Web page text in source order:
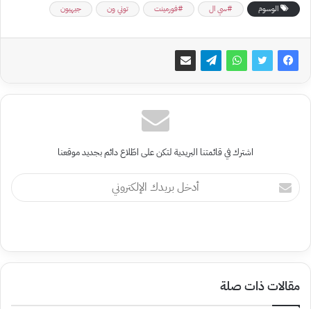
الوسوم #سي ال #فورمينت توني ون جيهيون
اشترك في قائمتنا البريدية لتكن على اطّلاع دائم بجديد موقعنا
أدخل
بريدك
مقالات ذات صلة